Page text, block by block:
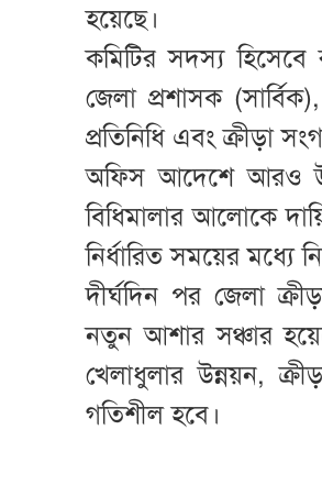
হয়েছে।
কমিটির সদস্য
জেলা প্রশাসক
প্রতিনিধি এবং ক্রীড়া
অফিস আদেশে আরও
বিধিমালার আলোকে
নির্ধারিত সময়ের
দীর্ঘদিন পর জেলা
নতুন আশার সঞ্চার
খেলাধুলার উন্নয়ন,
গতিশীল হবে।